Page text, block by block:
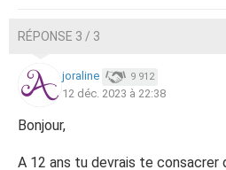
RÉPONSE 3 / 3
joraline 9 912
12 déc. 2023 à 22:38
Bonjour,
A 12 ans tu devrais te consacrer